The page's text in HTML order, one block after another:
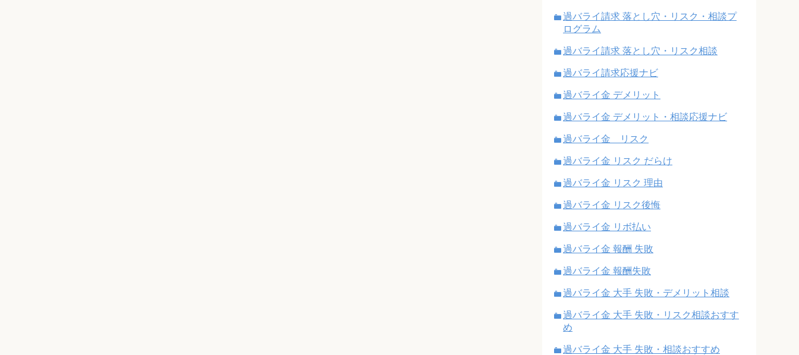
過バライ請求 落とし穴・リスク・相談プ
ログラム
過バライ請求 落とし穴・リスク相談
過バライ請求応援ナビ
過バライ金 デメリット
過バライ金 デメリット・相談応援ナビ
過バライ金 リスク
過バライ金 リスク だらけ
過バライ金 リスク 理由
過バライ金 リスク後悔
過バライ金 リボ払い
過バライ金 報酬 失敗
過バライ金 報酬失敗
過バライ金 大手 失敗・デメリット相談
過バライ金 大手 失敗・リスク相談おすす
め
過バライ金 大手 失敗・相談おすすめ